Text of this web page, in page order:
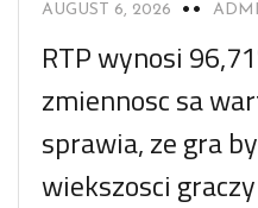
AUGUST 6, 2026
RTP wynosi
zmiennosc sa
sprawia, ze gra
wiekszosci graczy